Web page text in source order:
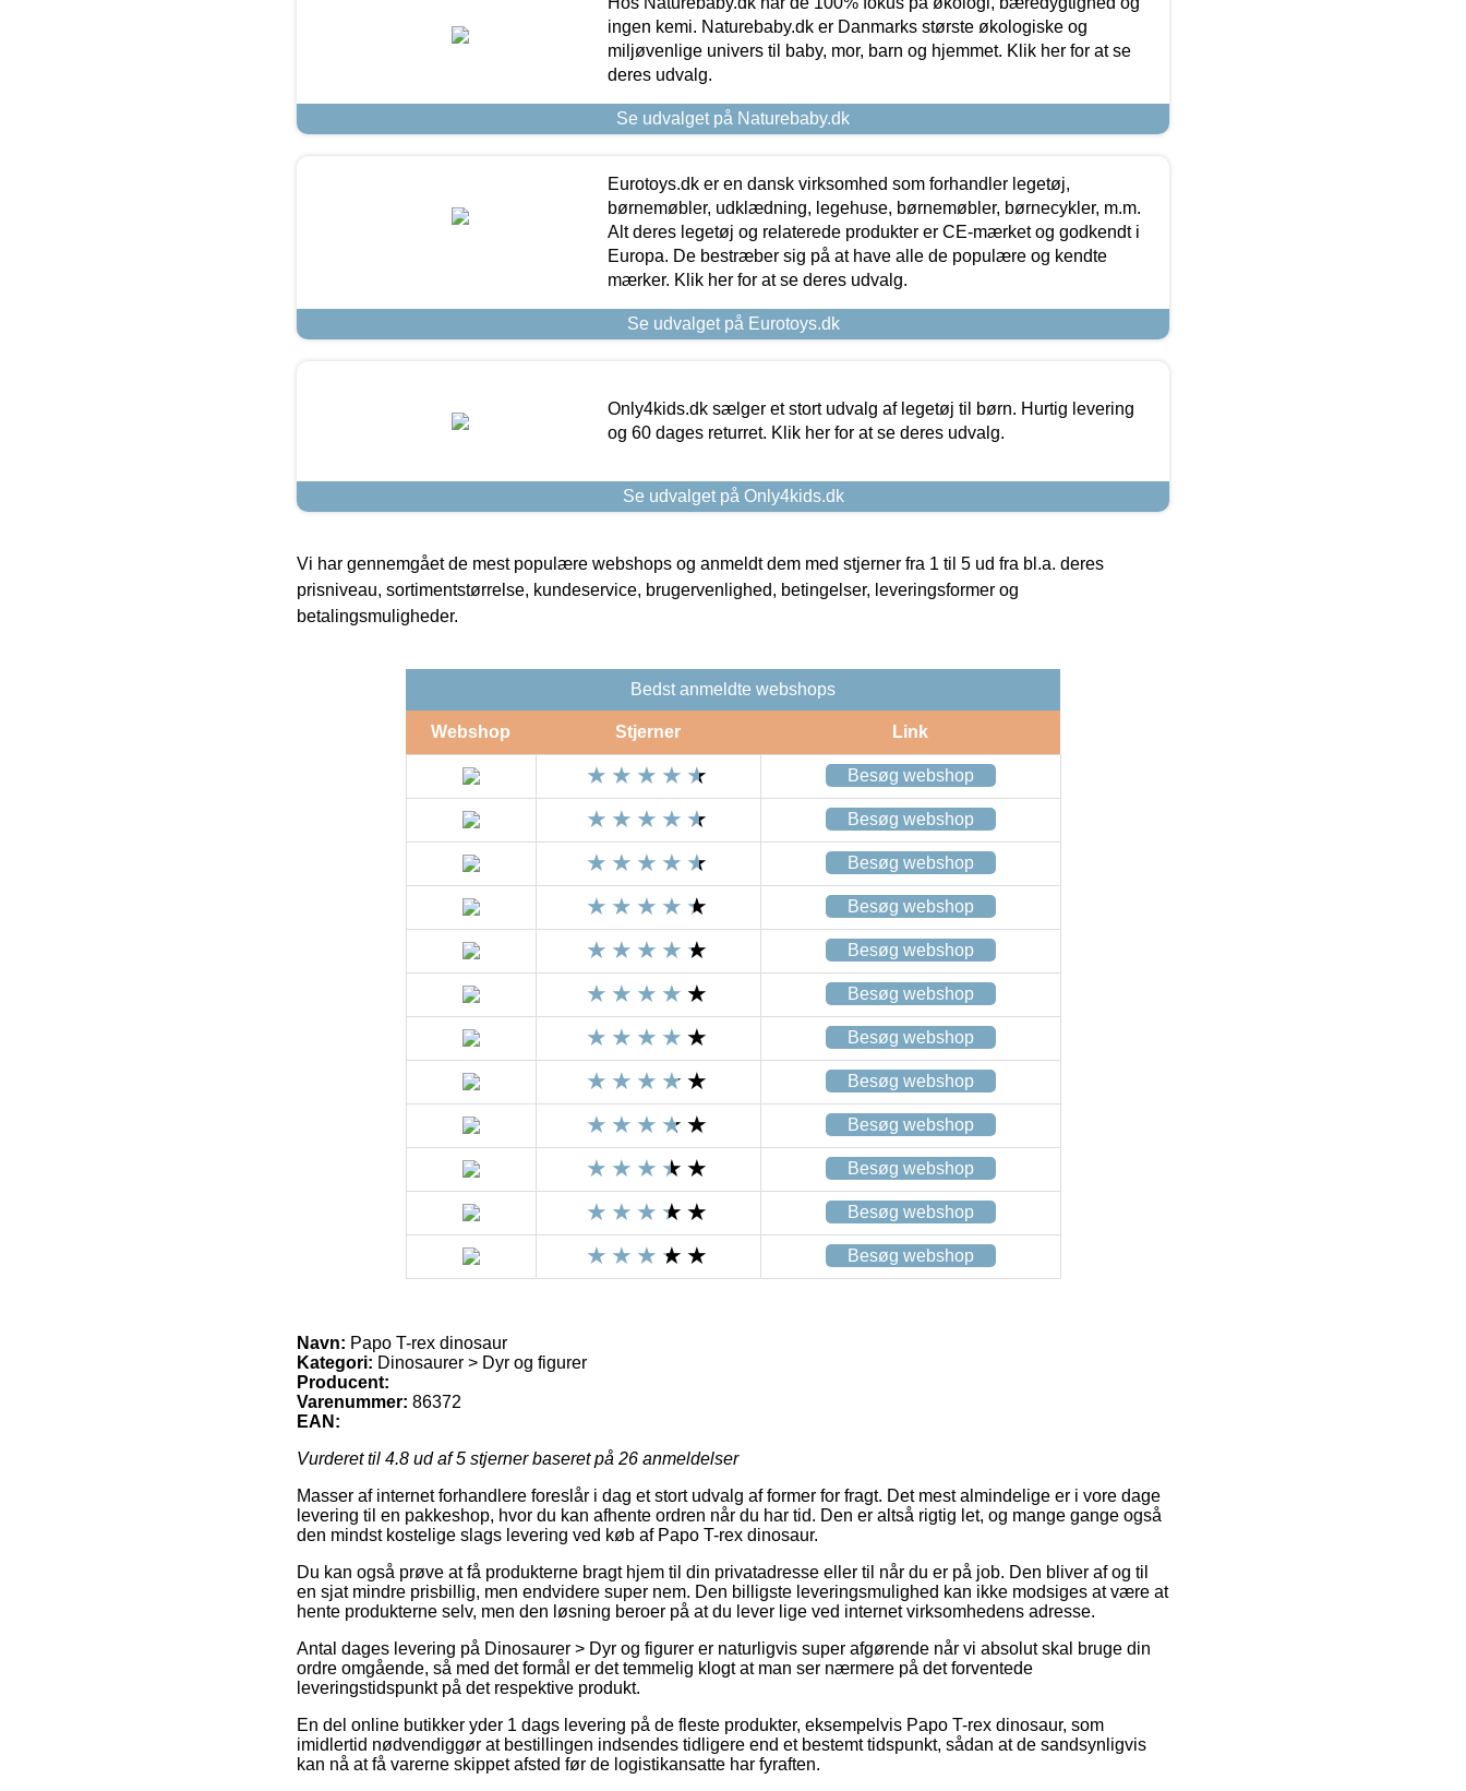
ingen kemi. Naturebaby.dk er Danmarks største økologiske og
miljøvenlige univers til baby, mor, barn og hjemmet. Klik her for at se
deres udvalg.
Se udvalget på Naturebaby.dk
Eurotoys.dk er en dansk virksomhed som forhandler legetøj,
børnemøbler, udklædning, legehuse, børnemøbler, børnecykler, m.m.
Alt deres legetøj og relaterede produkter er CE-mærket og godkendt i
Europa. De bestræber sig på at have alle de populære og kendte
mærker. Klik her for at se deres udvalg.
Se udvalget på Eurotoys.dk
Only4kids.dk sælger et stort udvalg af legetøj til børn. Hurtig levering
og 60 dages returret. Klik her for at se deres udvalg.
Se udvalget på Only4kids.dk
Vi har gennemgået de mest populære webshops og anmeldt dem med stjerner fra 1 til 5 ud fra bl.a. deres
prisniveau, sortimentstørrelse, kundeservice, brugervenlighed, betingelser, leveringsformer og
betalingsmuligheder.
Bedst anmeldte webshops
Webshop Stjerner Link
Besøg webshop
Besøg webshop
Besøg webshop
Besøg webshop
Besøg webshop
Besøg webshop
Besøg webshop
Besøg webshop
Besøg webshop
Besøg webshop
Besøg webshop
Besøg webshop
Navn: Papo T-rex dinosaur
Kategori: Dinosaurer > Dyr og figurer
Producent:
Varenummer: 86372
EAN:
Vurderet til 4.8 ud af 5 stjerner baseret på 26 anmeldelser
Masser af internet forhandlere foreslår i dag et stort udvalg af former for fragt. Det mest almindelige er i vore dage
levering til en pakkeshop, hvor du kan afhente ordren når du har tid. Den er altså rigtig let, og mange gange også
den mindst kostelige slags levering ved køb af Papo T-rex dinosaur.
Du kan også prøve at få produkterne bragt hjem til din privatadresse eller til når du er på job. Den bliver af og til
en sjat mindre prisbillig, men endvidere super nem. Den billigste leveringsmulighed kan ikke modsiges at være at
hente produkterne selv, men den løsning beroer på at du lever lige ved internet virksomhedens adresse.
Antal dages levering på Dinosaurer > Dyr og figurer er naturligvis super afgørende når vi absolut skal bruge din
ordre omgående, så med det formål er det temmelig klogt at man ser nærmere på det forventede
leveringstidspunkt på det respektive produkt.
En del online butikker yder 1 dags levering på de fleste produkter, eksempelvis Papo T-rex dinosaur, som
imidlertid nødvendiggør at bestillingen indsendes tidligere end et bestemt tidspunkt, sådan at de sandsynligvis
kan nå at få varerne skippet afsted før de logistikansatte har fyraften.